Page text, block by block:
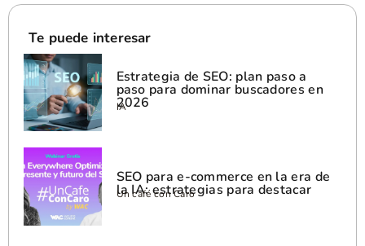
Te puede interesar
Estrategia de SEO: plan paso a
paso para dominar buscadores en
2026
IA
SEO para e-commerce en la era de
la IA: estrategias para destacar
Un café con Caro